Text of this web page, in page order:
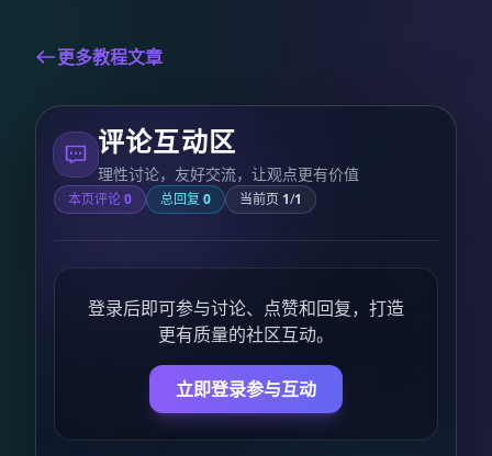
更多教程文章
评论互动区
理性讨论，友好交流，让观点更有价值
本页评论0 总回复 0 当前页 1/1
登录后即可参与讨论、点赞和回复，打造
更有质量的社区互动。
立即登录参与互动